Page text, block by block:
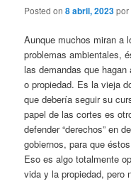
Posted on8 abril, 2023por
Aunque muchos miran a
problemas ambientales,
las demandas que
o propiedad. Es la vieja
que debería seguir su
papel de las cortes es
defender “derechos” en
gobiernos, para que
Eso es algo totalmente
vida y la propiedad, pero